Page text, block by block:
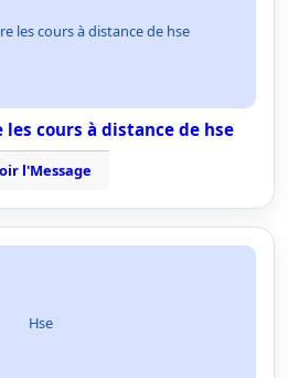
les cours à distance de hse
les cours à distance de hse
l'Message
Hse